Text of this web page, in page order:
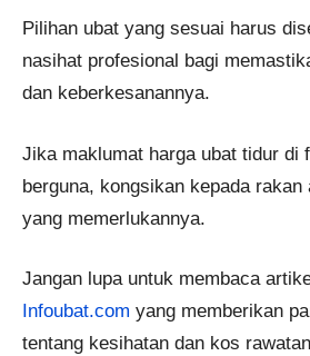
Pilihan ubat yang sesuai harus
nasihat profesional bagi
dan keberkesanannya.
Jika maklumat harga ubat tidur di
berguna, kongsikan kepada rakan
yang memerlukannya.
Jangan lupa untuk membaca
Infoubat.com yang memberikan
tentang kesihatan dan kos